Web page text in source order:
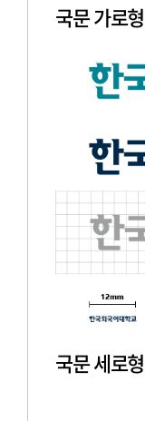
국문 가로형
국문 세로형